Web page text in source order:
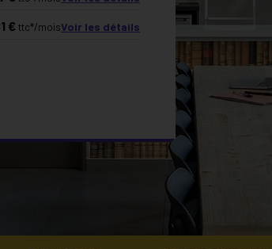
€ ttc*/moisVoir les détails